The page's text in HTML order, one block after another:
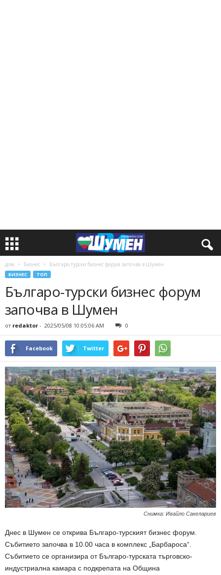
дом Бизнес Българо-турски бизнес форум започва в Шумен
БИЗНЕС ТОП
Българо-турски бизнес форум
започва в Шумен
от redaktor - 2025/05/08 10:05:06 AM 0
Facebook Twitter
Снимка: Ивайло Сакелариев
Днес в Шумен се открива Българо-турският бизнес форум.
Събитието започва в 10.00 часа в комплекс „Барбароса“.
Събитието се организира от Българо-турската търговско-
индустриална камара с подкрепата на Община